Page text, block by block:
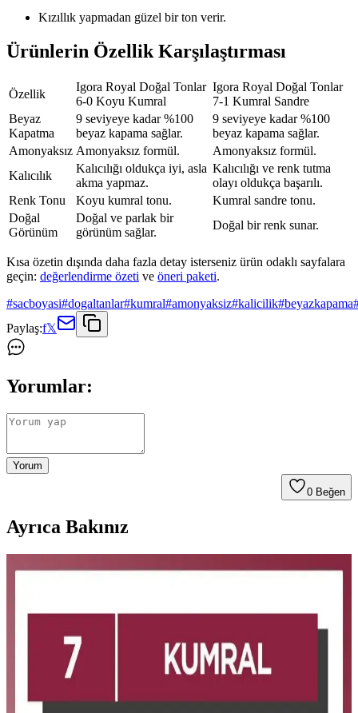
Kızıllık yapmadan güzel bir ton verir.
Ürünlerin Özellik Karşılaştırması
Özellik
Igora Royal Doğal Tonlar
6-0 Koyu Kumral
Igora Royal Doğal Tonlar
7-1 Kumral Sandre
Beyaz
Kapatma
9 seviyeye kadar %100
beyaz kapama sağlar.
9 seviyeye kadar %100
beyaz kapama sağlar.
Amonyaksız Amonyaksız formül.
Amonyaksız formül.
Kalıcılık
Kalıcılığı oldukça iyi, asla
akma yapmaz.
Kalıcılığı ve renk tutma
olayı oldukça başarılı.
Renk Tonu
Koyu kumral tonu.
Kumral sandre tonu.
Doğal
Görünüm
Doğal ve parlak bir
görünüm sağlar.
Doğal bir renk sunar.
Kısa özetin dışında daha fazla detay isterseniz ürün odaklı sayfalara
geçin: değerlendirme özeti ve öneri paketi.
#sacboyasi#dogaltanlar#kumral#amonyaksiz#kalicilik#beyazkapama
Paylaş:f𝕏
Yorumlar:
Yorum
0 Beğen
Ayrıca Bakınız
Natural Colors 3N Koyu Kahve Organik Saç
Doğal ve sağlıklı içeriklerle formüle edilen Natural Colors 3N koyu
kahve organik saç boyası, amonyaksız yapısı ve kolay
uygulamasıyla uzun süre kalıcı ve parlak sonuçlar sunar.
Boyası İncelemesi ve Kullanıcı Deneyimleri